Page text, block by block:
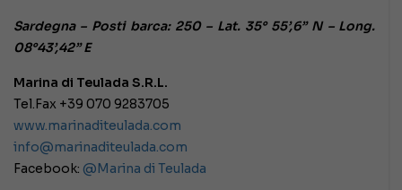
Sardegna – Posti barca: 250 – Lat. 35° 55’,6” N – Long.
08°43’,42” E
Marina di Teulada S.R.L.
Tel.Fax +39 070 9283705
www.marinaditeulada.com
info@marinaditeulada.com
Facebook: @Marina di Teulada